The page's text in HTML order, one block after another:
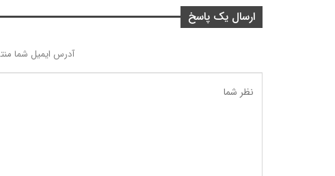
ارسال یک پاسخ
آدرس ایمیل شما